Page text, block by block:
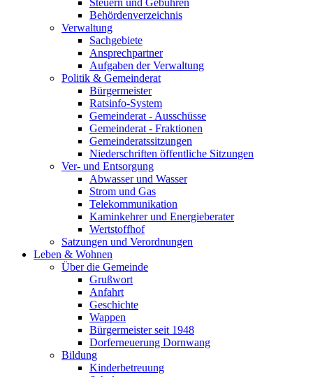
Steuern und Gebühren
Behördenverzeichnis
Verwaltung
Sachgebiete
Ansprechpartner
Aufgaben der Verwaltung
Politik & Gemeinderat
Bürgermeister
Ratsinfo-System
Gemeinderat - Ausschüsse
Gemeinderat - Fraktionen
Gemeinderatssitzungen
Niederschriften öffentliche Sitzungen
Ver- und Entsorgung
Abwasser und Wasser
Strom und Gas
Telekommunikation
Kaminkehrer und Energieberater
Wertstoffhof
Satzungen und Verordnungen
Leben & Wohnen
Über die Gemeinde
Grußwort
Anfahrt
Geschichte
Wappen
Bürgermeister seit 1948
Dorferneuerung Dornwang
Bildung
Kinderbetreuung